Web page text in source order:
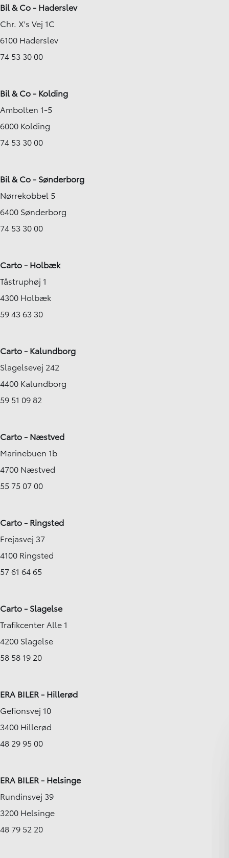
Bil & Co - Haderslev
Chr. X's Vej 1C
6100 Haderslev
74 53 30 00
Bil & Co - Kolding
Ambolten 1-5
6000 Kolding
74 53 30 00
Bil & Co - Sønderborg
Nørrekobbel 5
6400 Sønderborg
74 53 30 00
Carto - Holbæk
Tåstruphøj 1
4300 Holbæk
59 43 63 30
Carto - Kalundborg
Slagelsevej 242
4400 Kalundborg
59 51 09 82
Carto - Næstved
Marinebuen 1b
4700 Næstved
55 75 07 00
Carto - Ringsted
Frejasvej 37
4100 Ringsted
57 61 64 65
Carto - Slagelse
Trafikcenter Alle 1
4200 Slagelse
58 58 19 20
ERA BILER - Hillerød
Gefionsvej 10
3400 Hillerød
48 29 95 00
ERA BILER - Helsinge
Rundinsvej 39
3200 Helsinge
48 79 52 20